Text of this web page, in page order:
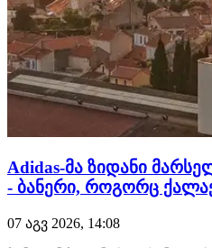
Adidas-მა ზიდანი
- ბანერი, როგორც
07 აგვ 2026, 14:08